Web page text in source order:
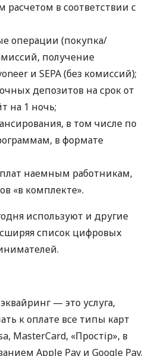
расчетом в соответствии с
операции (покупка/
получение
и SEPA (без комиссий);
депозитов на срок от
на 1 ночь;
в том числе по
в формате
наемным работникам,
«в комплекте».
используют и другие
список цифровых
— это услуга,
к оплате все типы карт
MasterCard, «Простір», в
Apple Pay и Google Pay.